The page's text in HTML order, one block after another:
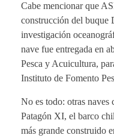
Cabe mencionar que
construcción del buque
investigación
nave fue entregada en
Pesca y Acuicultura,
Instituto de Fomento
No es todo: otras naves
Patagón XI, el barco
más grande construido